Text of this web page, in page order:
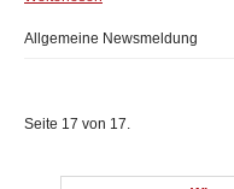
Allgemeine Newsmeldung
Seite 17 von 17.